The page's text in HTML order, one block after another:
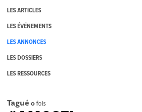
LES ARTICLES
LES ÉVÉNEMENTS
LES ANNONCES
LES DOSSIERS
LES RESSOURCES
Tagué 0fois